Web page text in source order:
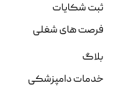
ثبت شکایات
فرصت های شغلی
بلاگ
خدمات دامپزشکی